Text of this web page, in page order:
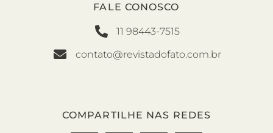
FALE CONOSCO
11 98443-7515
contato@revistadofato.com.br
COMPARTILHE NAS REDES